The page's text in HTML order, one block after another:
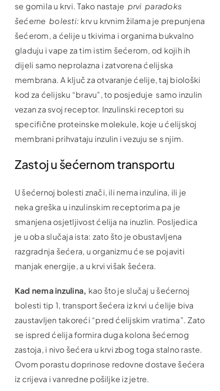
se gomila u krvi. Tako nastaje prvi paradoks
šećerne bolesti: krv u krvnim žilama je prepunjena
šećerom, a ćelije u tkivima i organima bukvalno
gladuju i vape za tim istim šećerom, od kojih ih
dijeli samo neprolazna i zatvorena ćelijska
membrana. A ključ za otvaranje ćelije, taj biološki
kod za ćelijsku “bravu”, to posjeduje samo inzulin
vezan za svoj receptor. Inzulinski receptori su
specifične proteinske molekule, koje u ćelijskoj
membrani prihvataju inzulin i vezuju se s njim.
Zastoj u šećernom transportu
U šećernoj bolesti znači, ili nema inzulina, ili je
neka greška u inzulinskim receptorima pa je
smanjena osjetljivost ćelija na inuzlin. Posljedica
je u oba slučaja ista: zato što je obustavljena
razgradnja šećera, u organizmu će se pojaviti
manjak energije, a u krvi višak šećera.
Kad nema inzulina, kao što je slučaj u šećernoj
bolesti tip 1, transport šećera iz krvi u ćelije biva
zaustavljen takoreći “pred ćelijskim vratima”. Zato
se ispred ćelija formira duga kolona šećernog
zastoja, i nivo šećera u krvi zbog toga stalno raste.
Ovom porastu doprinose redovne dostave šećera
iz crijeva i vanredne pošiljke iz jetre.